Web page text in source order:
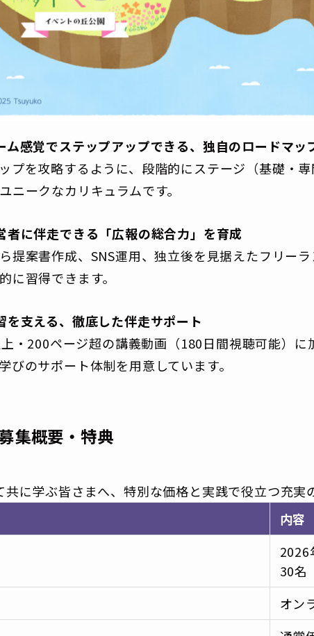
ム感覚でステップアップできる、独自のロードマッ
プを攻略するように、段階的にステージ（基礎・
ニークなカリキュラムです。
者に伴走できる「広報の総合力」を育成
提案書作成、SNS運用、独立後を見据えたフリー
に習得できます。
を支える、徹底した伴走サポート
・200ページ超の講義動画（180日間視聴可能）
びのサポート体制を用意しています。
集概要・特典
共に学ぶ皆さまへ、特別な価格と実践で役立つ充実
内容
2026
30名
オン